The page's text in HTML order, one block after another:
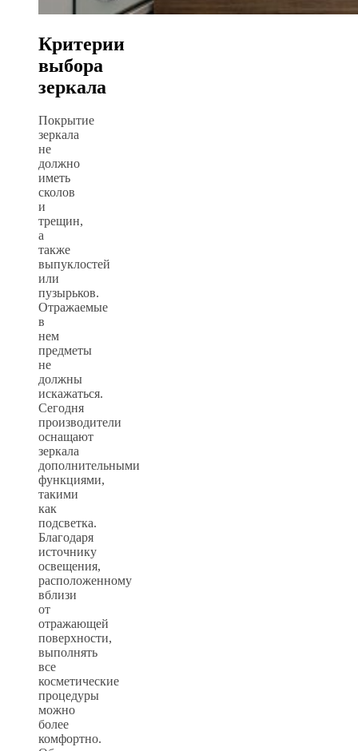
Критерии
выбора
зеркала
Покрытие
зеркала
не
должно
иметь
сколов
и
трещин,
а
также
выпуклостей
или
пузырьков.
Отражаемые
в
нем
предметы
не
должны
искажаться.
Сегодня
производители
оснащают
зеркала
дополнительными
функциями,
такими
как
подсветка.
Благодаря
источнику
освещения,
расположенному
вблизи
от
отражающей
поверхности,
выполнять
все
косметические
процедуры
можно
более
комфортно.